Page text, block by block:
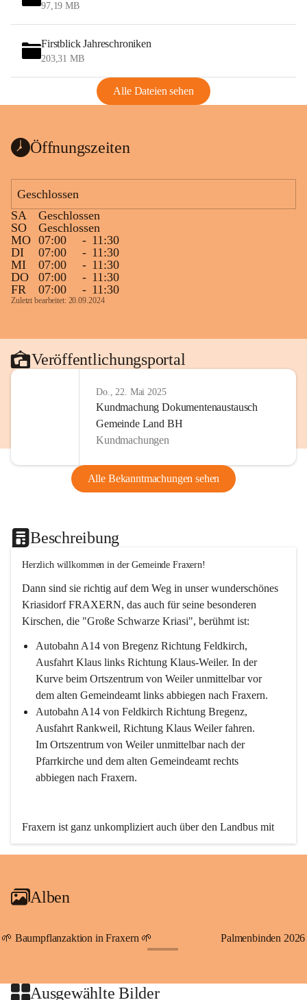
97,19 MB
Firstblick Jahreschroniken
203,31 MB
Alle Dateien sehen
Öffnungszeiten
Geschlossen
SA
Geschlossen
SO
Geschlossen
MO 07:00 - 11:30
DI
07:00 - 11:30
MI
07:00 - 11:30
DO
07:00 - 11:30
FR
07:00 - 11:30
Zuletzt bearbeitet: 20.09.2024
Veröffentlichungsportal
Do., 22. Mai 2025
Kundmachung Dokumentenaustausch
Gemeinde Land BH
Kundmachungen
Alle Bekanntmachungen sehen
Beschreibung
Herzlich willkommen in der Gemeinde Fraxern!
Dann sind sie richtig auf dem Weg in unser wunderschönes
Kriasidorf FRAXERN, das auch für seine besonderen
Kirschen, die "Große Schwarze Kriasi", berühmt ist:
Autobahn A14 von Bregenz Richtung Feldkirch,
Ausfahrt Klaus links Richtung Klaus-Weiler. In der
Kurve beim Ortszentrum von Weiler unmittelbar vor
dem alten Gemeindeamt links abbiegen nach Fraxern.
Autobahn A14 von Feldkirch Richtung Bregenz,
Ausfahrt Rankweil, Richtung Klaus Weiler fahren.
Im Ortszentrum von Weiler unmittelbar nach der
Pfarrkirche und dem alten Gemeindeamt rechts
abbiegen nach Fraxern.
Fraxern ist ganz unkompliziert auch über den Landbus mit
den öffentlichen Verkehrsmitteln zu erreichen. Die Linie
An Samstagen, Sonn- und Feiertagen können Sie bequem
persönlichen Linienbus zur gewünschten Zeit zu Ihrer
Haltestelle bestellen. Sowohl von Weiler kommend nach
beide Fahrten Weiler-Fraxern-Weiler.
Alben
🌱 Baumpflanzaktion in Fraxern 🌱 Palmenbinden 2026
Ausgewählte Bilder